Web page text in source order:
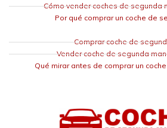
Cómo vender coches de segunda
Por qué comprar un coche de
Comprar coche de
Vender coche de segunda
Qué mirar antes de comprar un